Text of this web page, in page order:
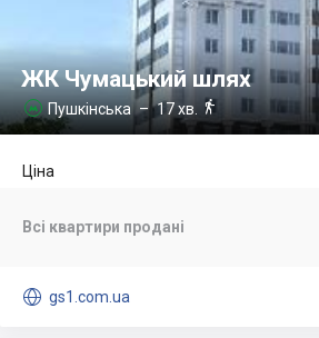
ЖК Чумацький шлях
 Пушкінська– 17 хв. 
Ціна
Всі квартири продані
 gs1.com.ua